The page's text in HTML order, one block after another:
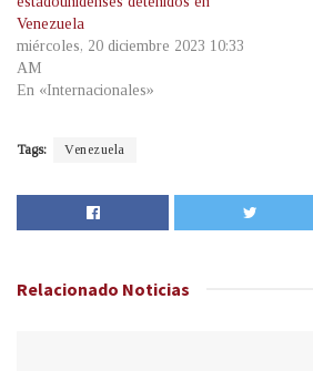
Venezuela
miércoles, 20 diciembre 2023 10:33
AM
En «Internacionales»
Tags: Venezuela
Relacionado Noticias